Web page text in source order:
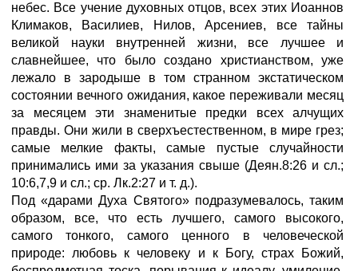
небес. Все учение духовных отцов, всех этих Иоаннов
Климаков, Василиев, Нилов, Арсениев, все тайны
великой науки внутренней жизни, все лучшее и
славнейшее, что было создано христианством, уже
лежало в зародыше в том странном экстатическом
состоянии вечного ожидания, какое переживали месяц
за месяцем эти знаменитые предки всех алчущих
правды. Они жили в сверхъестественном, в мире грез;
самые мелкие факты, самые пустые случайности
принимались ими за указания свыше (Деян.8:26 и сл.;
10:6,7,9 и сл.; ср. Лк.2:27 и т. д.).
Под «дарами Духа Святого» подразумевалось, таким
образом, все, что есть лучшего, самого высокого,
самого тонкого, самого ценного в человеческой
природе: любовь к человеку и к Богу, страх Божий,